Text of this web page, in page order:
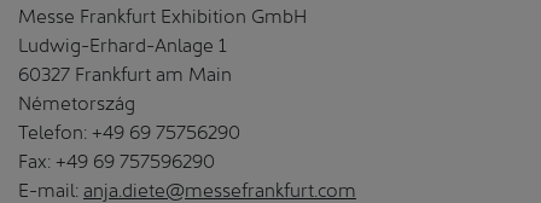
Messe Frankfurt Exhibition GmbH
Ludwig-Erhard-Anlage 1
60327 Frankfurt am Main
Németország
Telefon: +49 69 75756290
Fax: +49 69 757596290
E-mail:anja.diete@messefrankfurt.com